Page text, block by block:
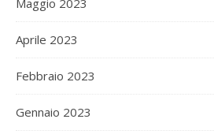
Aprile 2023
Febbraio 2023
Gennaio 2023